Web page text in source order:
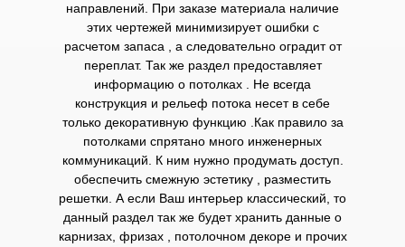
направлений. При заказе материала наличие
этих чертежей минимизирует ошибки с
расчетом запаса , а следовательно оградит от
переплат. Так же раздел предоставляет
информацию о потолках . Не всегда
конструкция и рельеф потока несет в себе
только декоративную функцию .Как правило за
потолками спрятано много инженерных
коммуникаций. К ним нужно продумать доступ.
обеспечить смежную эстетику , разместить
решетки. А если Ваш интерьер классический, то
данный раздел так же будет хранить данные о
карнизах, фризах , потолочном декоре и прочих